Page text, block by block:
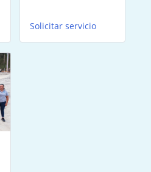
Solicitar servicio